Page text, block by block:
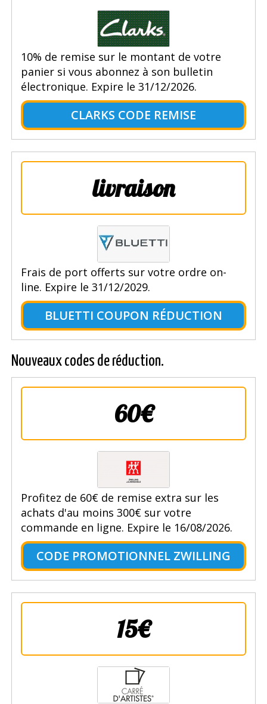
10% de remise sur le montant de votre
panier si vous abonnez à son bulletin
électronique. Expire le 31/12/2026.
CLARKS CODE REMISE
livraison
Frais de port offerts sur votre ordre on-
line. Expire le 31/12/2029.
BLUETTI COUPON RÉDUCTION
Nouveaux codes de réduction.
60€
Profitez de 60€ de remise extra sur les
achats d'au moins 300€ sur votre
commande en ligne. Expire le 16/08/2026.
CODE PROMOTIONNEL ZWILLING
15€